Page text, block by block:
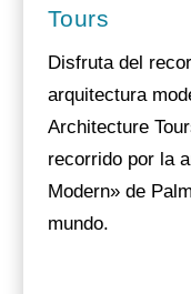
Tours
Disfruta del
arquitectura
Architecture
recorrido por la
Modern» de
mundo.